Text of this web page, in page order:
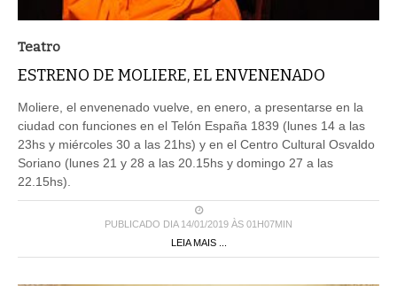
Teatro
ESTRENO DE MOLIERE, EL ENVENENADO
Moliere, el envenenado vuelve, en enero, a presentarse en la
ciudad con funciones en el Telón España 1839 (lunes 14 a las
23hs y miércoles 30 a las 21hs) y en el Centro Cultural Osvaldo
Soriano (lunes 21 y 28 a las 20.15hs y domingo 27 a las
22.15hs).
PUBLICADO DIA 14/01/2019 ÀS 01H07MIN
LEIA MAIS ...